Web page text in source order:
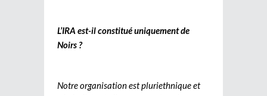
L’IRA est-il constitué uniquement de
Noirs ?
Notre organisation est pluriethnique et